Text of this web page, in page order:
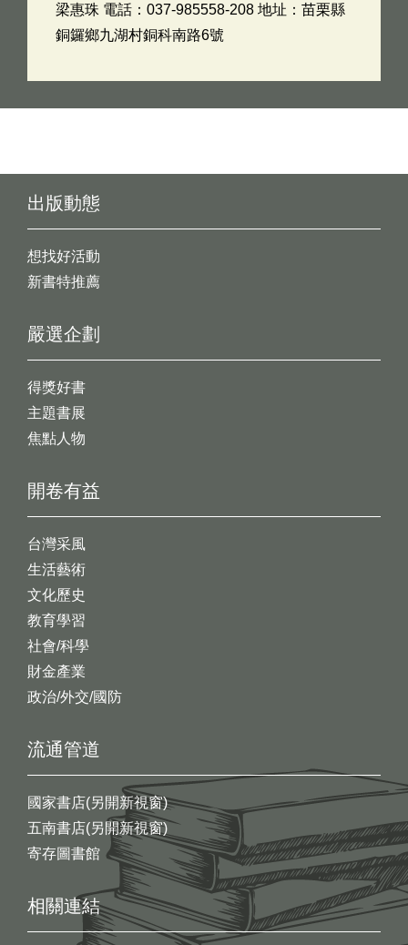
梁惠珠 電話：037-985558-208 地址：苗栗縣
銅鑼鄉九湖村銅科南路6號
出版動態
想找好活動
新書特推薦
開卷有益
台灣采風
生活藝術
文化歷史
教育學習
社會/科學
財金產業
政治/外交/國防
嚴選企劃
得獎好書
主題書展
焦點人物
流通管道
國家書店(另開新視窗)
五南書店(另開新視窗)
寄存圖書館
相關連結